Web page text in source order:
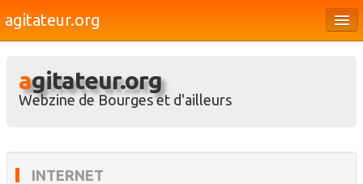
agitateur.org
Bourges & le Cher
Médias
agitateur.org
Webzine de Bourges et d'ailleurs
INTERNET